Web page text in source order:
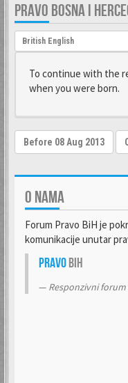
PRAVO BOSNA I
Language:
British English
To continue with the
when you were born.
O NAMA
Forum Pravo BiH je
komunikacije unutar
PravoBiH
Responzivni forum